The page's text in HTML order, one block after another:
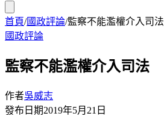
首頁/國政評論/監察不能濫權介入司法
國政評論
監察不能濫權介入司法
作者吳威志
發布日期2019年5月21日